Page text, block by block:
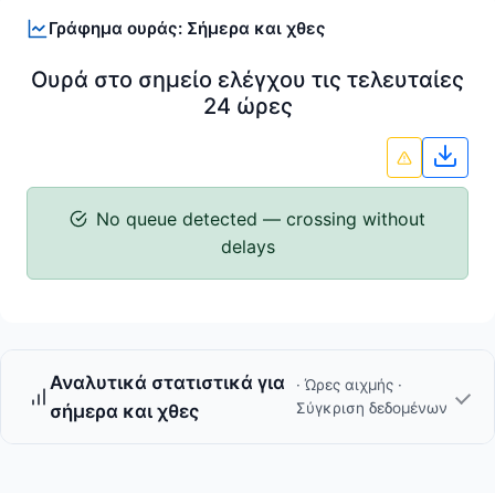
Γράφημα ουράς: Σήμερα και χθες
Ουρά στο σημείο ελέγχου τις τελευταίες
24 ώρες
No queue detected — crossing without
delays
Αναλυτικά στατιστικά για
σήμερα και χθες
· Ώρες αιχμής ·
Σύγκριση δεδομένων